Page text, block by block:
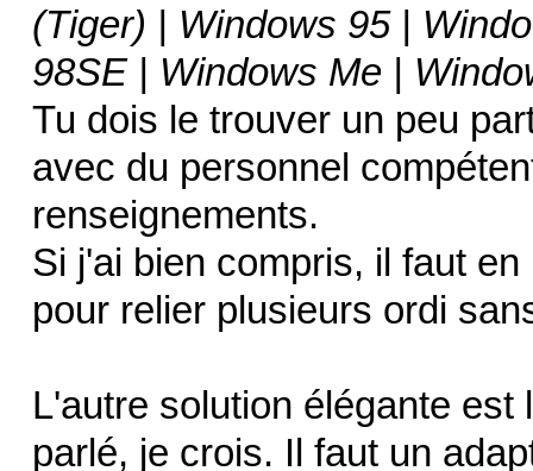
(Tiger) | Windows 95 |
98SE | Windows Me |
Tu dois le trouver un peu
avec du personnel
renseignements.
Si j'ai bien compris, il faut
pour relier plusieurs ordi
L'autre solution élégante
parlé, je crois. Il faut un